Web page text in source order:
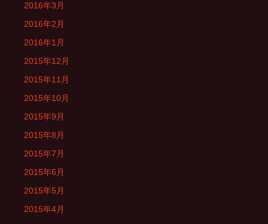
2016年3月
2016年2月
2016年1月
2015年12月
2015年11月
2015年10月
2015年9月
2015年8月
2015年7月
2015年6月
2015年5月
2015年4月